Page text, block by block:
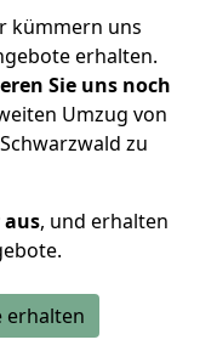
kümmern uns
erhalten.
Sie uns noch
Umzug von
zu
, und erhalten
erhalten